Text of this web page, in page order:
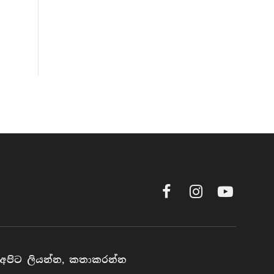
FacebookInstagramYouTube
අපිට ලියන්න, කතාකරන්න